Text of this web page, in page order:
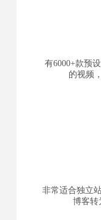
有6000+款预
的视频
非常适合独立
博客转